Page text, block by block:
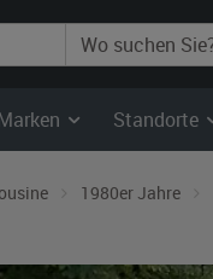
Standorte
1980er Jahre